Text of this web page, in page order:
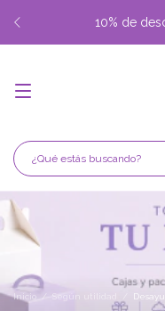
Inicio / Según utilidad